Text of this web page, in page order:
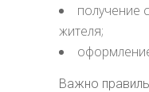
получение
жителя;
Важно